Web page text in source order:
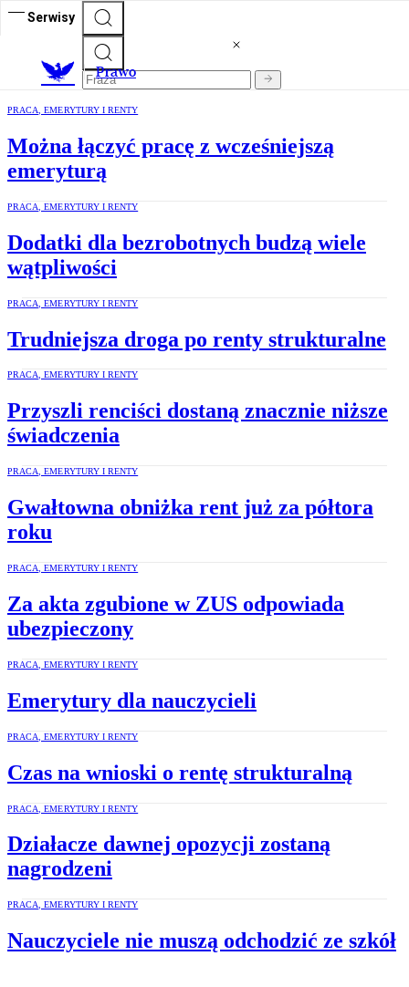
Serwisy
Prawo
PRACA, EMERYTURY I RENTY
Można łączyć pracę z wcześniejszą
emeryturą
PRACA, EMERYTURY I RENTY
Dodatki dla bezrobotnych budzą wiele
wątpliwości
PRACA, EMERYTURY I RENTY
Trudniejsza droga po renty strukturalne
PRACA, EMERYTURY I RENTY
Przyszli renciści dostaną znacznie niższe
świadczenia
PRACA, EMERYTURY I RENTY
Gwałtowna obniżka rent już za półtora
roku
PRACA, EMERYTURY I RENTY
Za akta zgubione w ZUS odpowiada
ubezpieczony
PRACA, EMERYTURY I RENTY
Emerytury dla nauczycieli
PRACA, EMERYTURY I RENTY
Czas na wnioski o rentę strukturalną
PRACA, EMERYTURY I RENTY
Działacze dawnej opozycji zostaną
nagrodzeni
PRACA, EMERYTURY I RENTY
Nauczyciele nie muszą odchodzić ze szkół